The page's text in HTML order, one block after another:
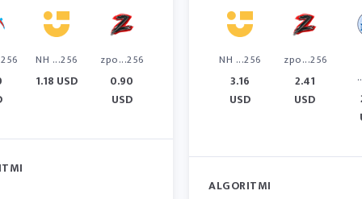
NH ...256
1.18 USD
zpo...256
0.90
USD
NH ...256
3.16
USD
zpo...256
2.41
USD
ALGORITMI